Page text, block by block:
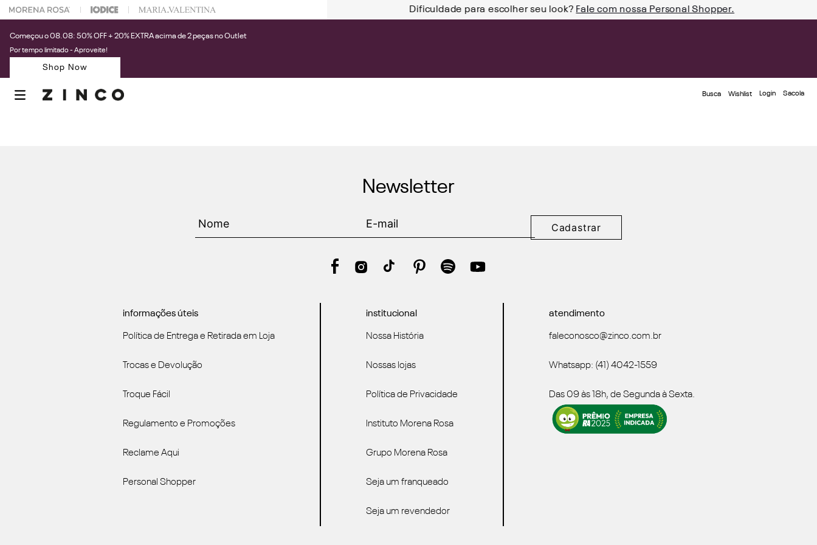
na sua 1° compra usando o cupom: PRIMEIRAZIN Dificuldade para escolher seu look? Fale com nossa Personal Shopper.
Começou o 08.08: 50% OFF + 20% EXTRA acima de 2 peças no Outlet
Por tempo limitado - Aproveite!
Shop Now
Busca Wishlist Login
Newsletter
Cadastrar
informações úteis
Política de Entrega e Retirada em Loja
Trocas e Devolução
Troque Fácil
Regulamento e Promoções
Reclame Aqui
Personal Shopper
institucional
Nossa História
Nossas lojas
Política de Privacidade
Instituto Morena Rosa
Grupo Morena Rosa
Seja um franqueado
Seja um revendedor
atendimento
faleconosco@zinco.com.br
Whatsapp: (41) 4042-1559
Das 09 às 18h, de Segunda à Sexta.